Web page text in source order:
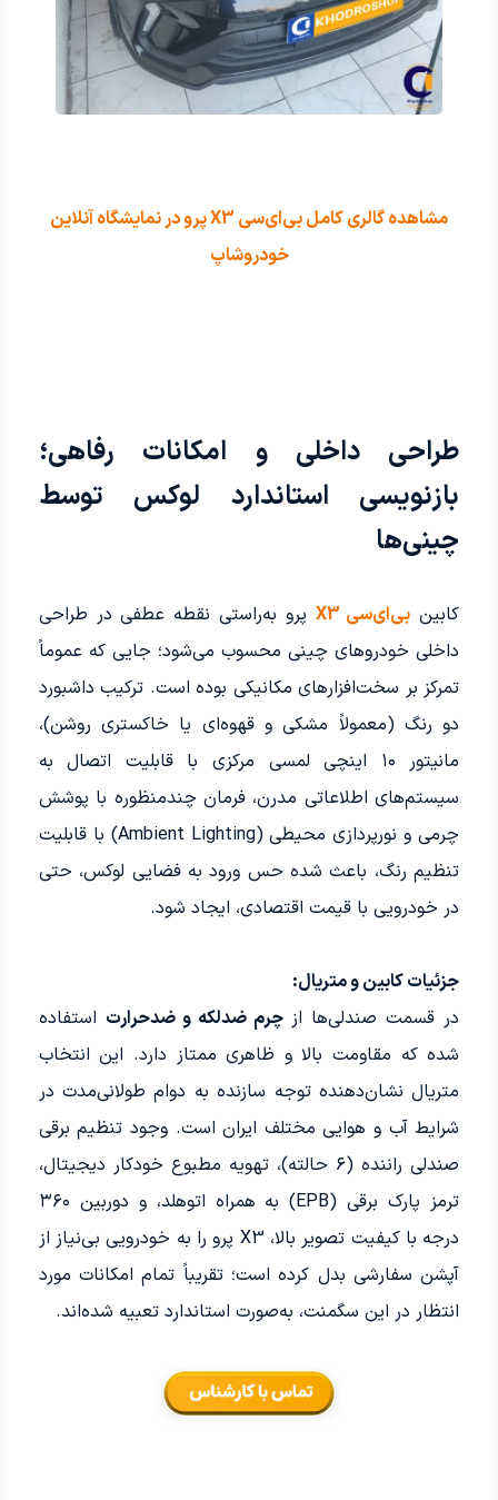
مشاهده گالری کامل بی‌ای‌سی X3 پرو در نمایشگاه آنلاین
خودروشاپ
طراحی داخلی و امکانات رفاهی؛
بازنویسی استاندارد لوکس توسط
چینی‌ها
کابین بی‌ای‌سی X3
پرو به‌راستی نقطه عطفی در طراحی
داخلی خودروهای چینی محسوب می‌شود؛ جایی که عموماً
تمرکز بر سخت‌افزارهای مکانیکی بوده است. ترکیب داشبورد
دو رنگ (معمولاً مشکی و قهوه‌ای یا خاکستری روشن)،
مانیتور ۱۰ اینچی لمسی مرکزی با قابلیت اتصال به
سیستم‌های اطلاعاتی مدرن، فرمان چندمنظوره با پوشش
چرمی و نورپردازی محیطی (Ambient Lighting) با قابلیت
تنظیم رنگ، باعث شده حس ورود به فضایی لوکس، حتی
در خودرویی با قیمت اقتصادی، ایجاد شود.
جزئیات کابین و متریال:
در قسمت صندلی‌ها ازچرم ضدلکه و ضدحرارت استفاده
شده که مقاومت بالا و ظاهری ممتاز دارد. این انتخاب
متریال نشان‌دهنده توجه سازنده به دوام طولانی‌مدت در
شرایط آب و هوایی مختلف ایران است. وجود تنظیم برقی
صندلی راننده (۶ حالته)، تهویه مطبوع خودکار دیجیتال،
ترمز پارک برقی (EPB) به همراه اتوهلد، و دوربین ۳۶۰
درجه با کیفیت تصویر بالا، X3 پرو را به خودرویی بی‌نیاز از
آپشن سفارشی بدل کرده است؛ تقریباً تمام امکانات مورد
انتظار در این سگمنت، به‌صورت استاندارد تعبیه شده‌اند.